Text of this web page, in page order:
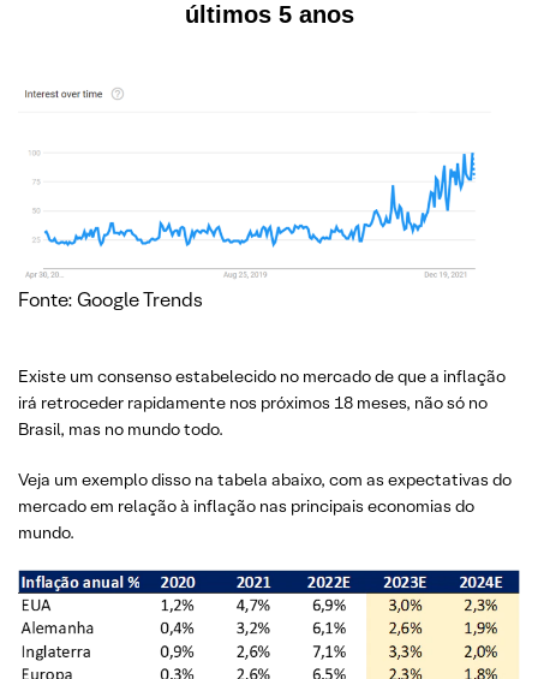
últimos 5 anos
Fonte: Google Trends
Existe um consenso estabelecido no mercado de que a inflação
irá retroceder rapidamente nos próximos 18 meses, não só no
Brasil, mas no mundo todo.
Veja um exemplo disso na tabela abaixo, com as expectativas do
mercado em relação à inflação nas principais economias do
mundo.